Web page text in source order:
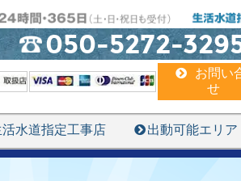
050-5272-
お問い
せ
水道指定工事店 出動可能エリア